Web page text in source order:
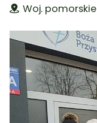
Woj. pomorskie